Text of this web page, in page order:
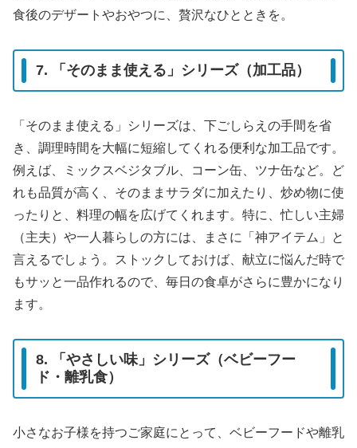
食後のデザートやおやつに、贅沢なひとときを。
7. 「そのまま使える」シリーズ（加工品）
「そのまま使える」シリーズは、下ごしらえの手間を省
き、調理時間を大幅に短縮してくれる便利な加工品です。
例えば、ミックスベジタブル、コーン缶、ツナ缶など。ど
れも品質が高く、そのままサラダに加えたり、炒め物に使
ったりと、料理の幅を広げてくれます。特に、忙しい主婦
（主夫）や一人暮らしの方には、まさに「神アイテム」と
言えるでしょう。ストックしておけば、献立に悩んだ時で
もサッと一品作れるので、毎日の食卓がさらに豊かになり
ます。
8. 「やさしい味」シリーズ（ベビーフー
ド・離乳食）
小さなお子様を持つご家庭にとって、ベビーフードや離乳